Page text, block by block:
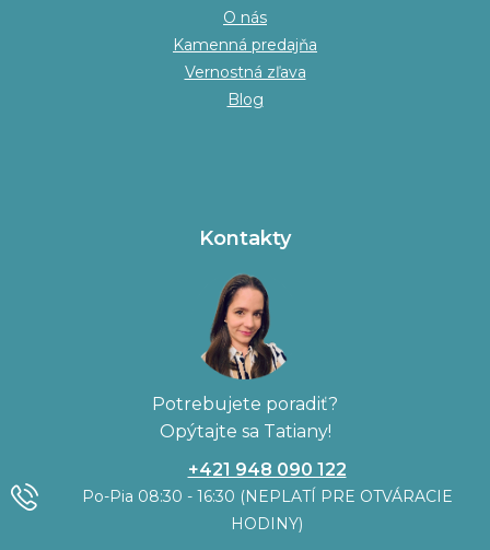
O nás
Kamenná predajňa
Vernostná zľava
Blog
Kontakty
Potrebujete poradiť?
Opýtajte sa Tatiany!
+421 948 090 122
Po-Pia 08:30 - 16:30 (NEPLATÍ PRE OTVÁRACIE
HODINY)